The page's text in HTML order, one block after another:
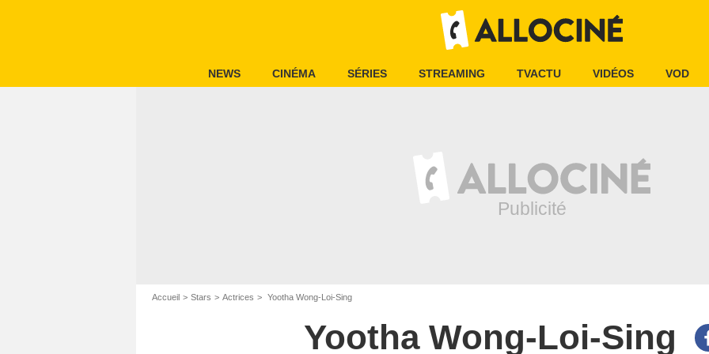
NEWS CINÉMA SÉRIES STREAMING TVACTU VIDÉOS VOD
Accueil Stars Actrices Yootha Wong-Loi-Sing
Yootha Wong-Loi-Sing